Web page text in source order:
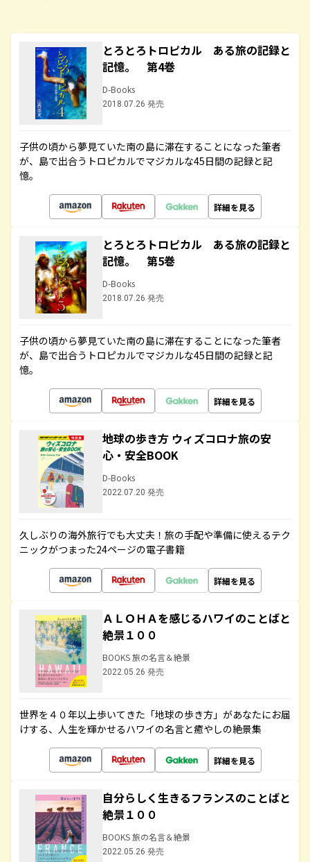
とろとろトロピカル ある旅の記録と
記憶。 第4巻
D-Books
2018.07.26 発売
子供の頃から夢見ていた南の島に滞在することになった筆者
が、島で出合うトロピカルでマジカルな45日間の記録と記
憶。
詳細を見る
とろとろトロピカル ある旅の記録と
記憶。 第5巻
D-Books
2018.07.26 発売
子供の頃から夢見ていた南の島に滞在することになった筆者
が、島で出合うトロピカルでマジカルな45日間の記録と記
憶。
詳細を見る
地球の歩き方 ウィズコロナ旅の安
心・安全BOOK
D-Books
2022.07.20 発売
久しぶりの海外旅行でも大丈夫！旅の手配や準備に使えるテク
ニックがつまった24ページの電子書籍
詳細を見る
ＡＬＯＨＡを感じるハワイのことばと
絶景１００
BOOKS 旅の名言＆絶景
2022.05.26 発売
世界を４０年以上歩いてきた「地球の歩き方」があなたにお届
けする、人生を輝かせるハワイの名言と癒やしの絶景集
詳細を見る
自分らしく生きるフランスのことばと
絶景１００
BOOKS 旅の名言＆絶景
2022.05.26 発売